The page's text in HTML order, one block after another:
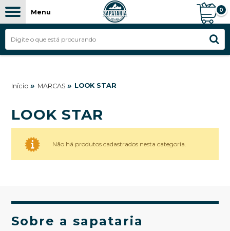
Menu 0
Início » MARCAS » LOOK STAR
LOOK STAR
Não há produtos cadastrados nesta categoria.
Sobre a sapataria